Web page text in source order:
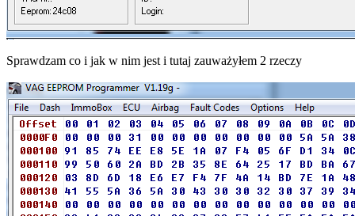
Sprawdzam co i jak w nim jest i tutaj zauważyłem 2 rzeczy